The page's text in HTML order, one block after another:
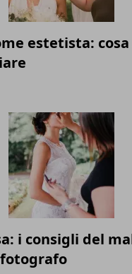
estetista:
i consigli del